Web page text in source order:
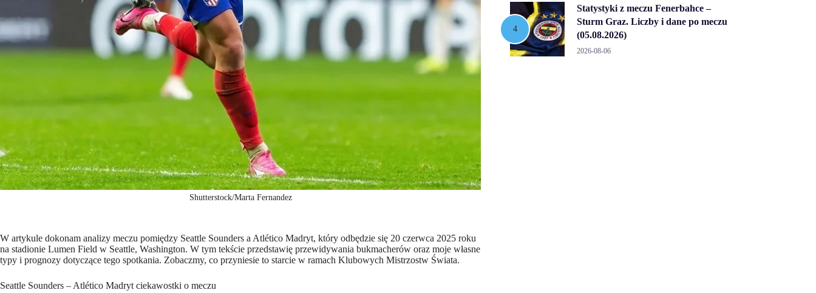
Shutterstock/Marta Fernandez
W artykule dokonam analizy meczu pomiędzy Seattle Sounders a Atlético Madryt, który odbędzie się 20 czerwca 2025 roku
na stadionie Lumen Field w Seattle, Washington. W tym tekście przedstawię przewidywania bukmacherów oraz moje własne
typy i prognozy dotyczące tego spotkania. Zobaczmy, co przyniesie to starcie w ramach Klubowych Mistrzostw Świata.
Seattle Sounders – Atlético Madryt ciekawostki o meczu
Statystyki z meczu Fenerbahce –
Sturm Graz. Liczby i dane po meczu
(05.08.2026)
2026-08-06